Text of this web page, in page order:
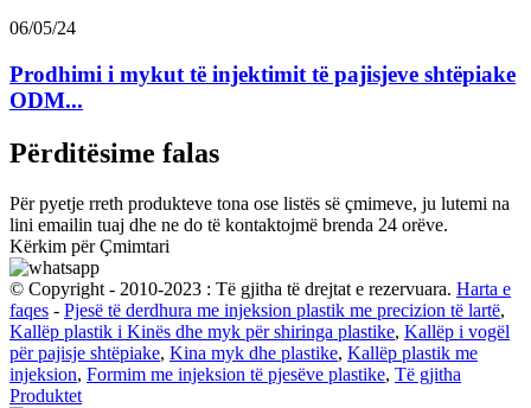
06/05/24
Prodhimi i mykut të injektimit të pajisjeve shtëpiake
ODM...
Përditësime falas
Për pyetje rreth produkteve tona ose listës së çmimeve, ju lutemi na
lini emailin tuaj dhe ne do të kontaktojmë brenda 24 orëve.
Kërkim për Çmimtari
© Copyright - 2010-2023 : Të gjitha të drejtat e rezervuara. Harta e
faqes - Pjesë të derdhura me injeksion plastik me precizion të lartë,
Kallëp plastik i Kinës dhe myk për shiringa plastike, Kallëp i vogël
për pajisje shtëpiake, Kina myk dhe plastike, Kallëp plastik me
injeksion, Formim me injeksion të pjesëve plastike, Të gjitha
Produktet